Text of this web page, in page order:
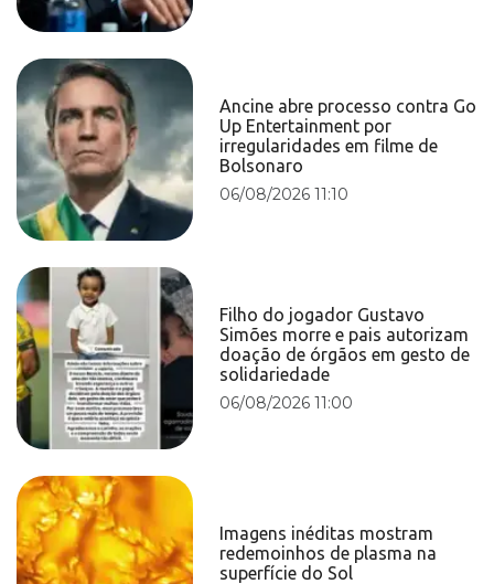
Ancine abre processo contra Go
Up Entertainment por
irregularidades em filme de
Bolsonaro
06/08/2026 11:10
Filho do jogador Gustavo
Simões morre e pais autorizam
doação de órgãos em gesto de
solidariedade
06/08/2026 11:00
Imagens inéditas mostram
redemoinhos de plasma na
superfície do Sol